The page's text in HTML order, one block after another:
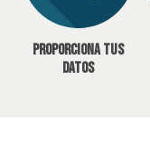
Proporciona tus
datos